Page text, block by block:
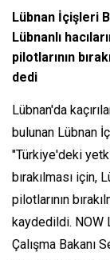
Lübnan İçişleri
Lübnanlı
pilotlarının
dedi
Lübnan'da
bulunan Lübnan
"Türkiye'deki
bırakılması için,
pilotlarının
kaydedildi. NOW
Çalışma Bakanı